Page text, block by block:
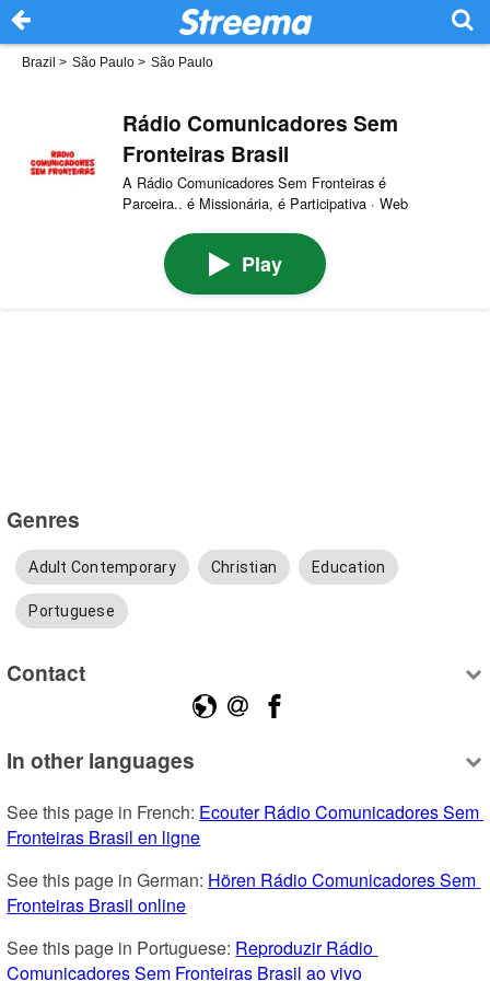
Brazil > São Paulo > São Paulo
Rádio Comunicadores Sem
Fronteiras Brasil
A Rádio Comunicadores Sem Fronteiras é
Parceira.. é Missionária, é Participativa · Web
Play
Genres
Adult Contemporary Christian Education
Portuguese
Contact
In other languages
See this page in French: Ecouter Rádio Comunicadores Sem
Fronteiras Brasil en ligne
See this page in German: Hören Rádio Comunicadores Sem
Fronteiras Brasil online
See this page in Portuguese: Reproduzir Rádio
Comunicadores Sem Fronteiras Brasil ao vivo